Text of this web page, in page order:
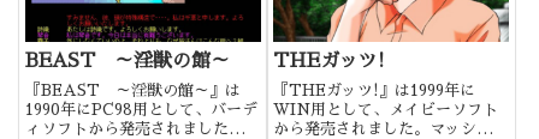
BEAST ～淫獣の館～
『BEAST ～淫獣の館～』は
1990年にPC98用として、バーデ
ィソフトから発売されました。高
THEガッツ!
『THEガッツ!』は1999年に
WIN用として、メイビーソフト
から発売されました。マッシヴエ